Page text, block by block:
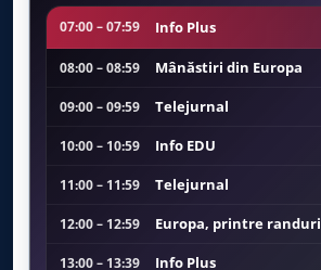
Aleph News
Live TV
07:00 – 07:59 Info Plus
08:00 – 08:59 Mânăstiri din Europa
09:00 – 09:59 Telejurnal
10:00 – 10:59 Info EDU
11:00 – 11:59 Telejurnal
12:00 – 12:59 Europa, printre randuri
13:00 – 13:39 Info Plus